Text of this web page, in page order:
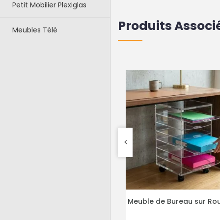
Petit Mobilier Plexiglas
Meubles Télé Produits
PLUS DE DÉTAILS
Bureau 4 Tiroirs